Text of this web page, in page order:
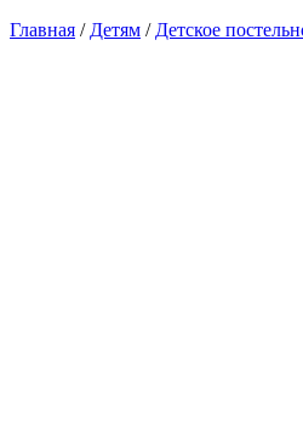
Главная / Детям / Детское